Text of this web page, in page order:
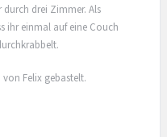
drei Zimmer. Als
ihr einmal auf eine Couch
Felix gebastelt.